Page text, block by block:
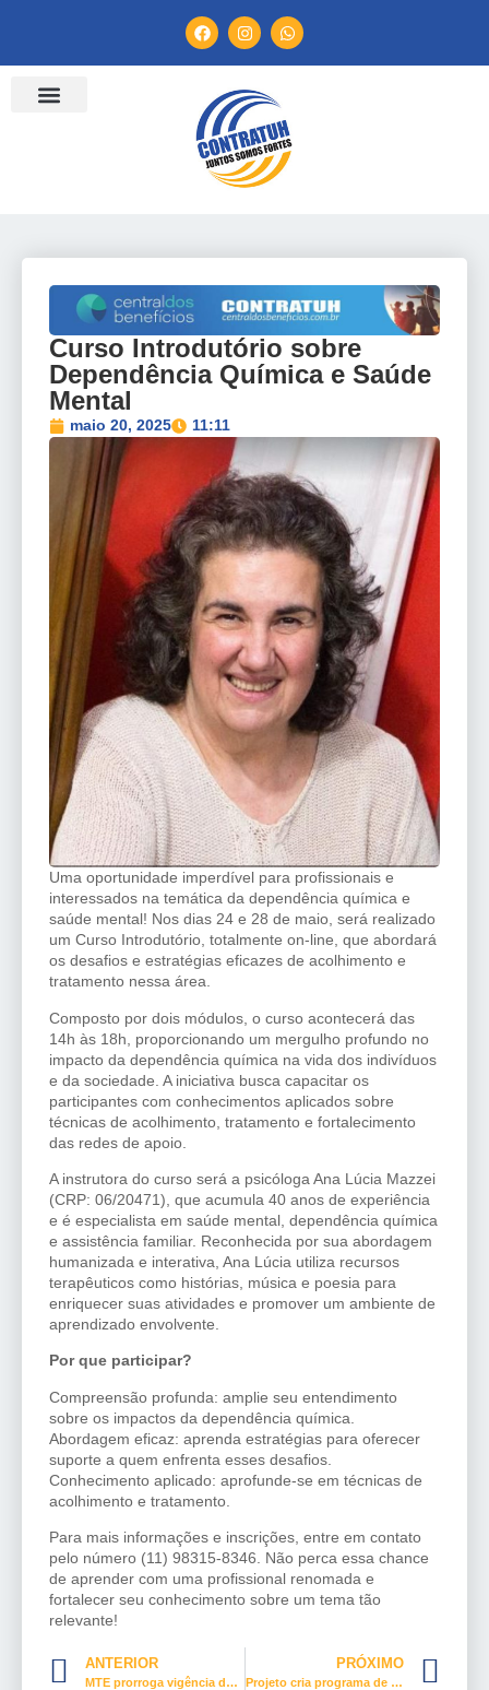
Curso Introdutório sobre
Dependência Química e Saúde
Mental
maio 20, 2025 11:11
Uma oportunidade imperdível para profissionais e
interessados na temática da dependência química e
saúde mental! Nos dias 24 e 28 de maio, será realizado
um Curso Introdutório, totalmente on-line, que abordará
os desafios e estratégias eficazes de acolhimento e
tratamento nessa área.
Composto por dois módulos, o curso acontecerá das
14h às 18h, proporcionando um mergulho profundo no
impacto da dependência química na vida dos indivíduos
e da sociedade. A iniciativa busca capacitar os
participantes com conhecimentos aplicados sobre
técnicas de acolhimento, tratamento e fortalecimento
das redes de apoio.
A instrutora do curso será a psicóloga Ana Lúcia Mazzei
(CRP: 06/20471), que acumula 40 anos de experiência
e é especialista em saúde mental, dependência química
e assistência familiar. Reconhecida por sua abordagem
humanizada e interativa, Ana Lúcia utiliza recursos
terapêuticos como histórias, música e poesia para
enriquecer suas atividades e promover um ambiente de
aprendizado envolvente.
Por que participar?
Compreensão profunda: amplie seu entendimento
sobre os impactos da dependência química.
Abordagem eficaz: aprenda estratégias para oferecer
suporte a quem enfrenta esses desafios.
Conhecimento aplicado: aprofunde-se em técnicas de
acolhimento e tratamento.
Para mais informações e inscrições, entre em contato
pelo número (11) 98315-8346. Não perca essa chance
de aprender com uma profissional renomada e
fortalecer seu conhecimento sobre um tema tão
relevante!
ANTERIOR
MTE prorroga vigência da NR-01 até maio de 2026
PRÓXIMO
Projeto cria programa de capacitação de mulheres para atuar no turismo